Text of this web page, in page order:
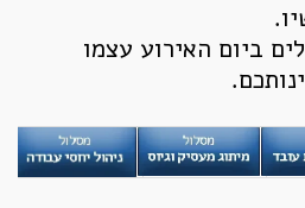
ביום האירוע עצמו